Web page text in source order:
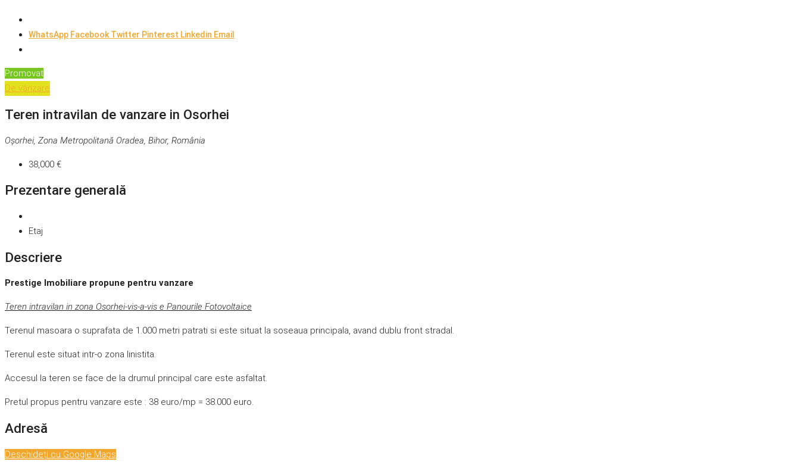
WhatsApp FacebookTwitter Pinterest Linkedin Email
Promovat
De vânzare
Teren intravilan de vanzare in Osorhei
Oșorhei, Zona Metropolitană Oradea, Bihor, România
38,000 €
Prezentare generală
Etaj
Descriere
Prestige Imobiliare propune pentru vanzare
Teren intravilan in zona Osorhei-vis-a-vis e Panourile Fotovoltaice
Terenul masoara o suprafata de 1.000 metri patrati si este situat la soseaua principala, avand dublu front stradal.
Terenul este situat intr-o zona linistita.
Accesul la teren se face de la drumul principal care este asfaltat.
Pretul propus pentru vanzare este : 38 euro/mp = 38.000 euro.
Adresă
Deschideți cu Google Maps